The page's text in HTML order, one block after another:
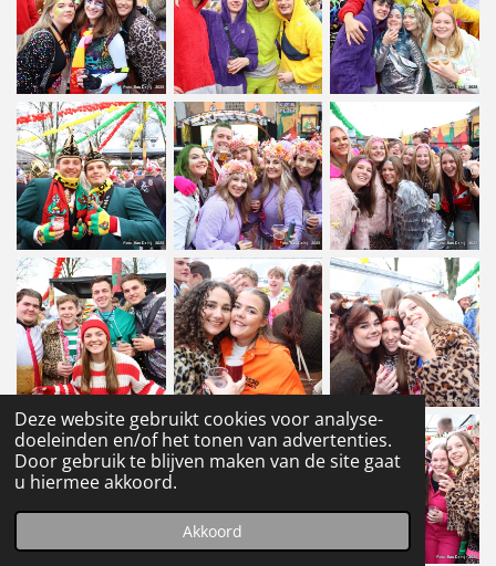
Deze website gebruikt cookies voor analyse-
doeleinden en/of het tonen van advertenties.
Door gebruik te blijven maken van de site gaat
u hiermee akkoord.
Akkoord